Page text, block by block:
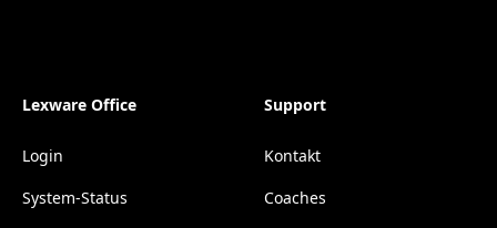
Lexware Office
Login
System-Status
Support
Kontakt
Coaches